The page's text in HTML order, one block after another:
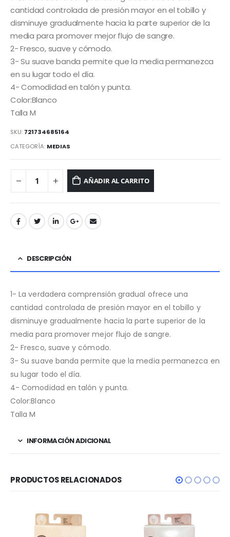
cantidad controlada de presión mayor en el tobillo y
disminuye gradualmente hacia la parte superior de la
media para promover mejor flujo de sangre.
2- Fresco, suave y cómodo.
3- Su suave banda permite que la media permanezca
en su lugar todo el día.
4- Comodidad en talón y punta.
Color:Blanco
Talla M
SKU: 721734685164
CATEGORÍA: MEDIAS
AÑADIR AL CARRITO
DESCRIPCIÓN
1- La verdadera comprensión gradual ofrece una
cantidad controlada de presión mayor en el tobillo y
disminuye gradualmente hacia la parte superior de la
media para promover mejor flujo de sangre.
2- Fresco, suave y cómodo.
3- Su suave banda permite que la media permanezca en
su lugar todo el día.
4- Comodidad en talón y punta.
Color:Blanco
Talla M
INFORMACIÓN ADICIONAL
PRODUCTOS RELACIONADOS